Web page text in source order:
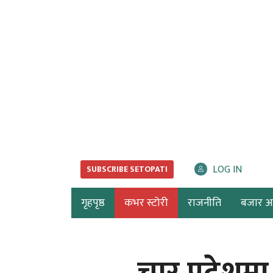
SUBSCRIBE SETOPATI LOG IN
गृहपृष्ठ कभर स्टोरी राजनीति बजार